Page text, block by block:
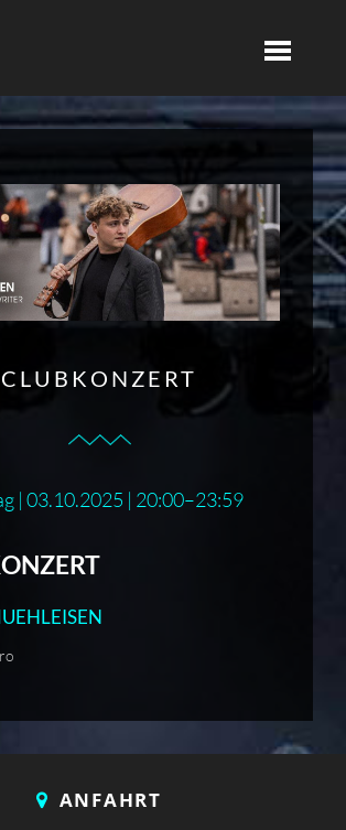
CLUBKONZERT
| 03.10.2025 | 20:00–23:59
ANFAHRT